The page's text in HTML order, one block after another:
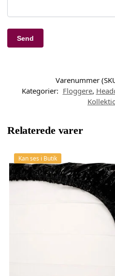
Varenummer
Kategorier: Floggere,
Relaterede varer
Kan ses i Butik